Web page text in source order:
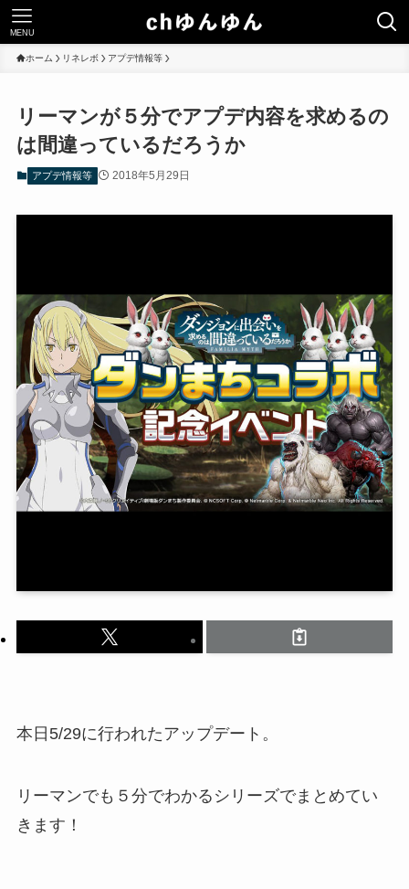
MENU
ホーム リネレボ アプデ情報等
リーマンが５分でアプデ内容を求めるの
は間違っているだろうか
アプデ情報等 2018年5月29日
本日5/29に行われたアップデート。
リーマンでも５分でわかるシリーズでまとめてい
きます！